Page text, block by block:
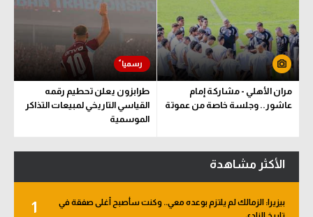
مران الأهلي - مشاركة إمام
عاشور.. وجلسة خاصة من عموتة
طرابزون يعلن تحطيم رقمه
القياسي التاريخي لمبيعات التذاكر
الموسمية
الأكثر مشاهدة
1
بيزيرا: الزمالك لم يلتزم بوعده معي.. وكنت سأصبح أغلى صفقة في